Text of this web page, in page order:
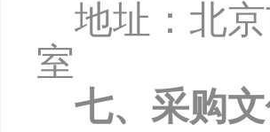
地址：北
室
七、采购